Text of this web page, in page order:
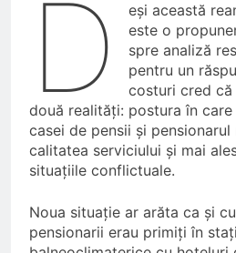
D
eși această
este o
spre analiză
pentru un
costuri cred
două realități: postura în
casei de pensii și pensionarul
calitatea serviciului și mai
situațiile conflictuale.
Noua situație ar arăta ca și
pensionarii erau primiți în